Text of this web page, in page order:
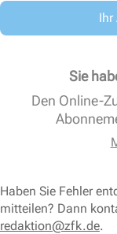
Ihr
Sie
Den Online-
Haben Sie Fehler
mitteilen? Dann
redaktion@zfk.de.